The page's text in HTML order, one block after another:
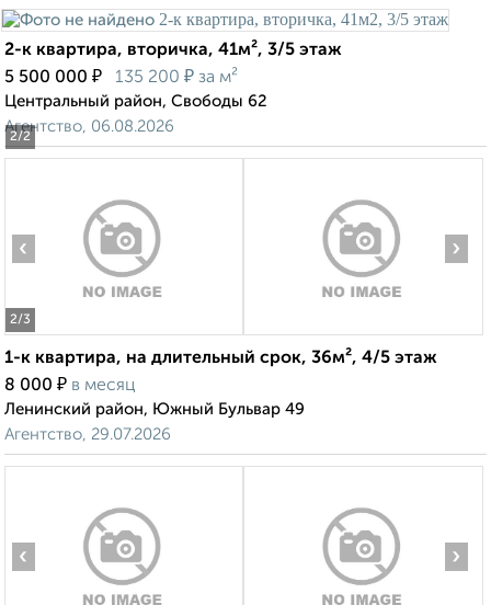
2/2
2-к квартира, вторичка, 41м², 3/5 этаж
5 500 000 ₽ 135 200 ₽ за м²
Центральный район, Свободы 62
Агентство, 06.08.2026
2/3
‹ ›
1-к квартира, на длительный срок, 36м², 4/5 этаж
8 000 ₽ в месяц
Ленинский район, Южный Бульвар 49
Агентство, 29.07.2026
‹ ›